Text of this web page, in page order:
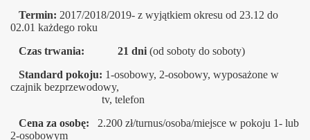
Termin: 2017/2018/2019- z wyjątkiem okresu od 23.12 do
02.01 każdego roku
Czas trwania: 21 dni (od soboty do soboty)
Standard pokoju: 1-osobowy, 2-osobowy, wyposażone w
czajnik bezprzewodowy,
tv, telefon
Cena za osobę: 2.200 zł/turnus/osoba/miejsce w pokoju 1- lub
2-osobowym